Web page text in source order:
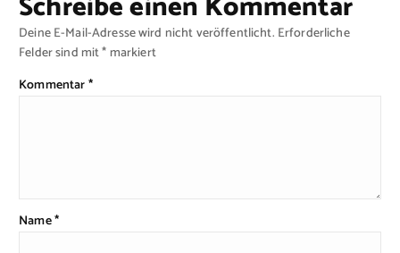
Deine E-Mail-Adresse wird nicht veröffentlicht. Erforderliche
Felder sind mit*markiert
Kommentar*
Name*